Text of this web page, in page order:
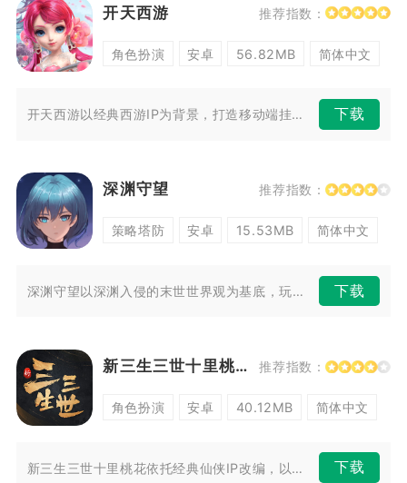
开天西游 推荐指数：
角色扮演 安卓 56.82MB 简体中文
开天西游以经典西游IP为背景，打造移动端挂机打怪、神将养成、跨服竞技的... 下载
深渊守望 推荐指数：
策略塔防 安卓 15.53MB 简体中文
深渊守望以深渊入侵的末世世界观为基底，玩家化身深渊指挥官，带领各路英雄... 下载
新三生三世十里桃花 推荐指数：
角色扮演 安卓 40.12MB 简体中文
新三生三世十里桃花依托经典仙侠IP改编，以白浅与夜华的三世情缘为故事主... 下载